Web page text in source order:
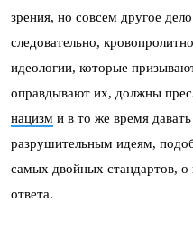
зрения, но совсем другое
следовательно,
идеологии, которые
оправдывают их, должны
нацизм и в то же время
разрушительным идеям,
самых двойных стандартов, о
ответа.